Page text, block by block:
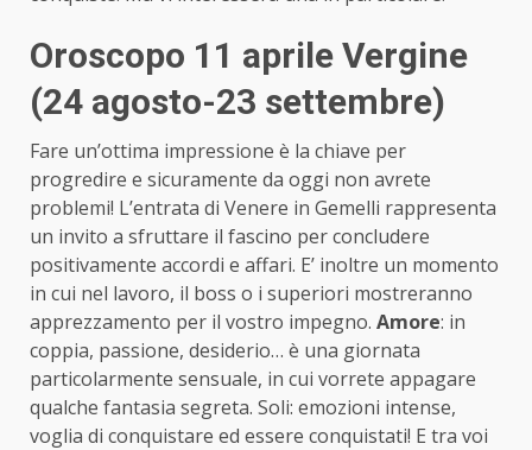
Oroscopo 11 aprile Vergine
(24 agosto-23 settembre)
Fare un’ottima impressione è la chiave per
progredire e sicuramente da oggi non avrete
problemi! L’entrata di Venere in Gemelli rappresenta
un invito a sfruttare il fascino per concludere
positivamente accordi e affari. E’ inoltre un momento
in cui nel lavoro, il boss o i superiori mostreranno
apprezzamento per il vostro impegno. Amore: in
coppia, passione, desiderio… è una giornata
particolarmente sensuale, in cui vorrete appagare
qualche fantasia segreta. Soli: emozioni intense,
voglia di conquistare ed essere conquistati! E tra voi